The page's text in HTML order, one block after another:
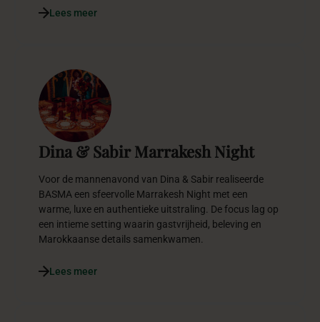
Lees meer
Dina & Sabir Marrakesh Night
Voor de mannenavond van Dina & Sabir realiseerde
BASMA een sfeervolle Marrakesh Night met een
warme, luxe en authentieke uitstraling. De focus lag op
een intieme setting waarin gastvrijheid, beleving en
Marokkaanse details samenkwamen.
Lees meer